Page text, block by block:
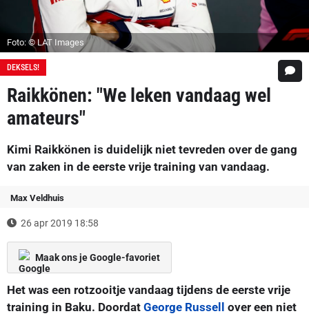
Foto: © LAT Images
DEKSELS!
Raikkönen: "We leken vandaag wel
amateurs"
Kimi Raikkönen is duidelijk niet tevreden over de gang
van zaken in de eerste vrije training van vandaag.
Max Veldhuis
26 apr 2019 18:58
Maak ons je Google-favoriet
Het was een rotzooitje vandaag tijdens de eerste vrije
training in Baku. Doordat George Russell over een niet